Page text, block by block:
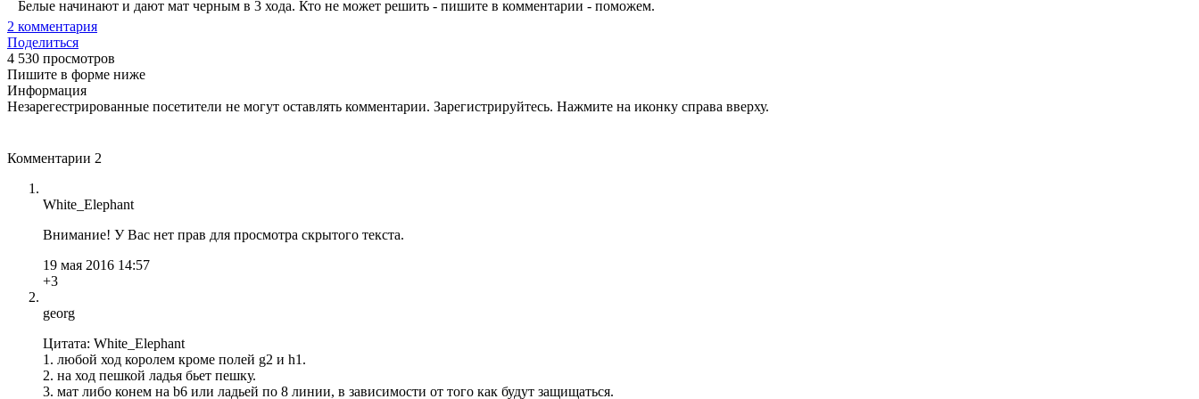
Белые начинают и дают мат черным в 3 хода. Кто не может решить - пишите в комментарии - поможем.
2 комментария
Поделиться
4 530 просмотров
Пишите в форме ниже
Информация
Незарегестрированные посетители не могут оставлять комментарии. Зарегистрируйтесь. Нажмите на иконку справа вверху.
Комментарии 2
White_Elephant
Внимание! У Вас нет прав для просмотра скрытого текста.
19 мая 2016 14:57
+3
georg
Цитата: White_Elephant
1. любой ход королем кроме полей g2 и h1.
2. на ход пешкой ладья бьет пешку.
3. мат либо конем на b6 или ладьей по 8 линии, в зависимости от того как будут защищаться.